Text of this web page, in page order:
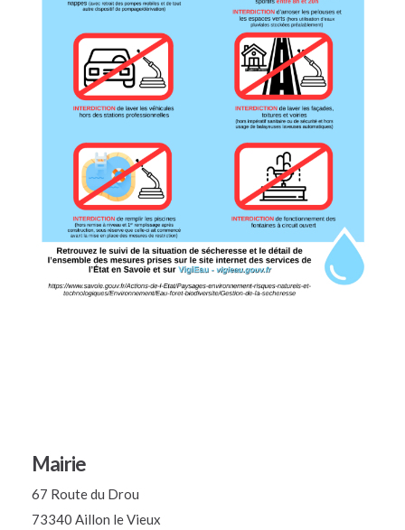
Mairie
67 Route du Drou
73340 Aillon le Vieux